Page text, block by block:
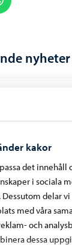
kakor
det innehåll
i sociala
Dessutom delar
med våra
och
dessa
nyheter
10.8.2026